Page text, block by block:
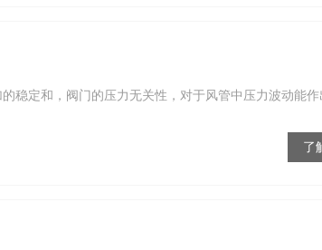
稳定和，阀门的压力无关性，对于风管中压力波动能
了